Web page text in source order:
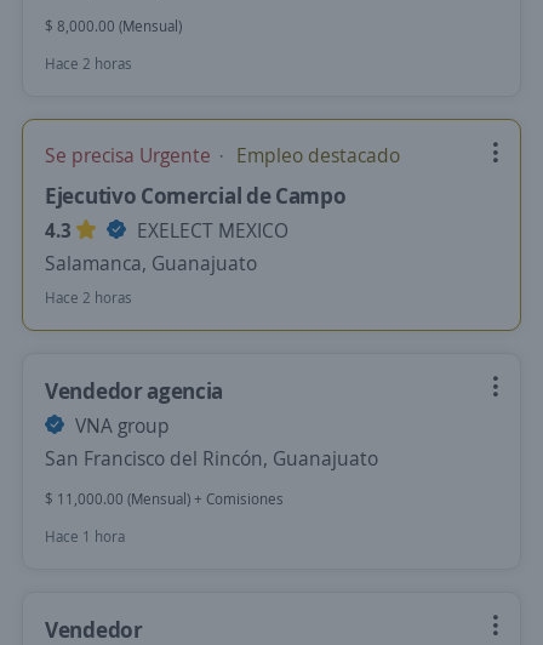
$ 8,000.00 (Mensual)
Hace 2 horas
Se precisa Urgente Empleo destacado
Ejecutivo Comercial de Campo
4.3
EXELECT MEXICO
Salamanca, Guanajuato
Hace 2 horas
Vendedor agencia
VNA group
San Francisco del Rincón, Guanajuato
$ 11,000.00 (Mensual) + Comisiones
Hace 1 hora
Vendedor